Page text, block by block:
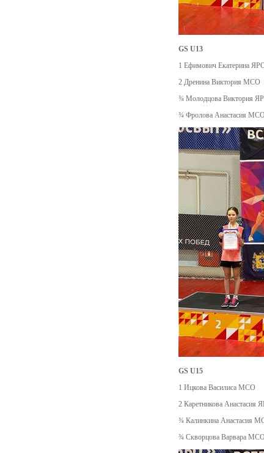
GS U13
1 Ефимович Екатерина
2 Дренина Виктория MCO
¾ Молодцова Виктория
¾ Фролова Анастасия
GS U15
1 Ицкова Василиса МСО
2 Каретникова Анастасия
¾ Калинкина Анастасия
¾ Скворцова Варвара